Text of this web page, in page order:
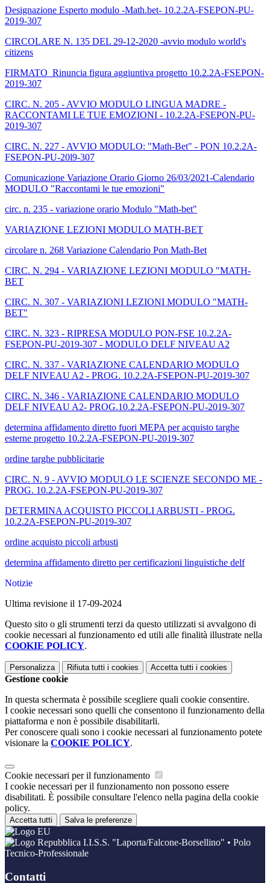
Designazione Esperto modulo -Math.bet- 10.2.2A-FSEPON-PU-
2019-307
CIRCOLARE N. 135 DEL 29-12-2020 -avvio modulo world's
citizens
FIRMATO_Rinuncia figura aggiuntiva progetto 10.2.2A-FSEPON-
2019-307
CIRC. N. 205 - AVVIO MODULO LINGUA MADRE -
RACCONTAMI LE TUE EMOZIONI - 10.2.2A-FSEPON-PU-
2019-307
CIRC. N. 227 - AVVIO MODULO: "Math-Bet" - PON 10.2.2A-
FSEPON-PU-20l9-307
Comunicazione Variazione Orario Giorno 26/03/2021-Calendario
MODULO "Raccontami le tue emozioni"
circ. n. 235 - variazione orario Modulo "Math-bet"
VARIAZIONE LEZIONI MODULO MATH-BET
circolare n. 268 Variazione Calendario Pon Math-Bet
CIRC. N. 294 - VARIAZIONE LEZIONI MODULO "MATH-
BET
CIRC. N. 307 - VARIAZIONI LEZIONI MODULO "MATH-
BET"
CIRC. N. 323 - RIPRESA MODULO PON-FSE 10.2.2A-
FSEPON-PU-2019-307 - MODULO DELF NIVEAU A2
CIRC. N. 337 - VARIAZIONE CALENDARIO MODULO
DELF NIVEAU A2 - PROG. 10.2.2A-FSEPON-PU-2019-307
CIRC. N. 346 - VARIAZIONE CALENDARIO MODULO
DELF NIVEAU A2- PROG.10.2.2A-FSEPON-PU-2019-307
determina affidamento diretto fuori MEPA per acquisto targhe
esterne progetto 10.2.2A-FSEPON-PU-2019-307
ordine targhe pubblicitarie
CIRC. N. 9 - AVVIO MODULO LE SCIENZE SECONDO ME -
PROG. 10.2.2A-FSEPON-PU-2019-307
DETERMINA ACQUISTO PICCOLI ARBUSTI - PROG.
10.2.2A-FSEPON-PU-2019-307
ordine acquisto piccoli arbusti
determina affidamento diretto per certificazioni linguistiche delf
Notizie
Ultima revisione il 17-09-2024
Questo sito o gli strumenti terzi da questo utilizzati si avvalgono di
cookie necessari al funzionamento ed utili alle finalità illustrate nella
COOKIE POLICY.
Personalizza Rifiuta tutti i cookies Accetta tutti i cookies
Gestione cookie
In questa schermata è possibile scegliere quali cookie consentire.
I cookie necessari sono quelli che consentono il funzionamento della
piattaforma e non è possibile disabilitarli.
Per conoscere quali sono i cookie necessari al funzionamento potete
visionare la COOKIE POLICY.
Cookie necessari per il funzionamento
I cookie necessari per il funzionamento non possono essere
disabilitati. È possibile consultare l'elenco nella pagina della cookie
policy.
Accetta tutti Salva le preferenze
I.I.S.S. "Laporta/Falcone-Borsellino" • Polo
Tecnico-Professionale
Contatti